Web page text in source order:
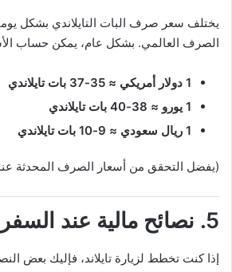
يختلف سعر صرف البات التايلاندي بشكل
الصرف العالمي. بشكل عام، يمكن حساب
1 دولار أمريكي ≈ 35-37 بات تايلاندي
1 يورو ≈ 38-40 بات تايلاندي
1 ريال سعودي ≈ 9-10 بات تايلاندي
(يفضل التحقق من أسعار الصرف المحدثة
5. نصائح مالية عند السفر إلى تايلاند
إذا كنت تخطط لزيارة تايلاند، فإليك بعض